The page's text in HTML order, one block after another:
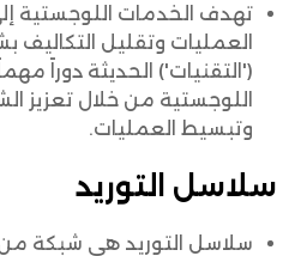
تهدف الخدمات اللوجستية
العمليات وتقليل التكاليف
('التقنيات') الحديثة دوراً
اللوجستية من خلال تعزيز
وتبسيط العمليات.
سلاسل التوريد
سلاسل التوريد هي شبكة من